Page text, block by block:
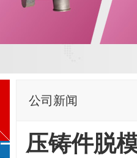
公司新闻
压铸件脱